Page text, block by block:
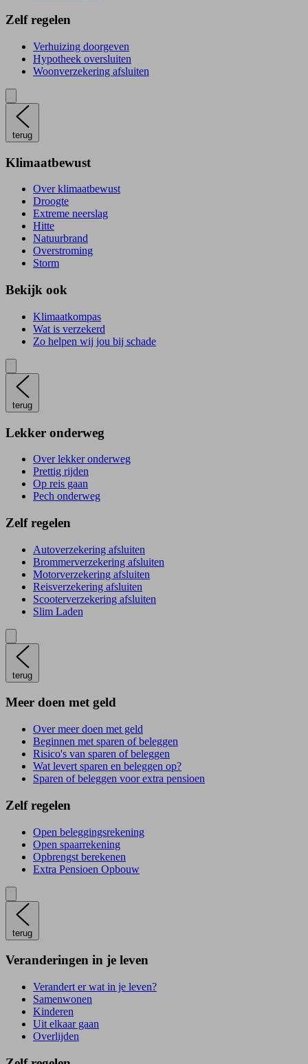
Zelf regelen
Verhuizing doorgeven
Hypotheek oversluiten
Woonverzekering afsluiten
terug
Klimaatbewust
Over klimaatbewust
Droogte
Extreme neerslag
Hitte
Natuurbrand
Overstroming
Storm
Bekijk ook
Klimaatkompas
Wat is verzekerd
Zo helpen wij jou bij schade
terug
Lekker onderweg
Over lekker onderweg
Prettig rijden
Op reis gaan
Pech onderweg
Zelf regelen
Autoverzekering afsluiten
Brommerverzekering afsluiten
Motorverzekering afsluiten
Reisverzekering afsluiten
Scooterverzekering afsluiten
Slim Laden
terug
Meer doen met geld
Over meer doen met geld
Beginnen met sparen of beleggen
Risico's van sparen of beleggen
Wat levert sparen en beleggen op?
Sparen of beleggen voor extra pensioen
Zelf regelen
Open beleggingsrekening
Open spaarrekening
Opbrengst berekenen
Extra Pensioen Opbouw
terug
Veranderingen in je leven
Verandert er wat in je leven?
Samenwonen
Kinderen
Uit elkaar gaan
Overlijden